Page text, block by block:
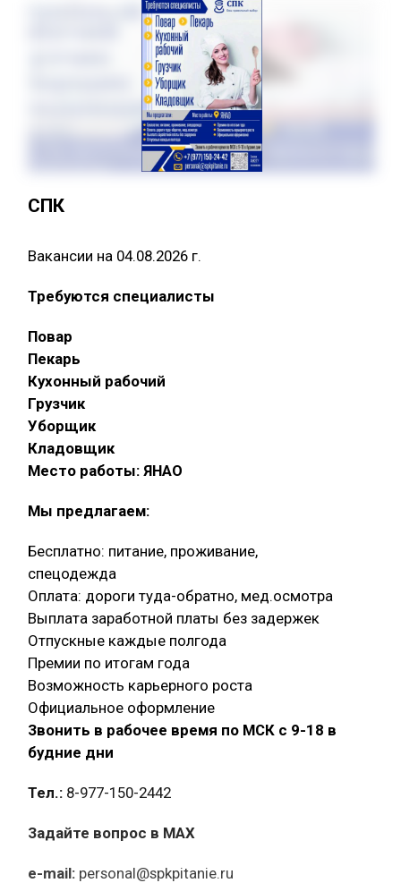
СПК
Вакансии на 04.08.2026 г.
Требуются специалисты
Повар
Пекарь
Кухонный рабочий
Грузчик
Уборщик
Кладовщик
Место работы: ЯНАО
Мы предлагаем:
Бесплатно: питание, проживание,
спецодежда
Оплата: дороги туда-обратно, мед.осмотра
Выплата заработной платы без задержек
Отпускные каждые полгода
Премии по итогам года
Возможность карьерного роста
Официальное оформление
Звонить в рабочее время по МСК с 9-18 в
будние дни
Тел.: 8-977-150-2442
Задайте вопрос в MAX
e-mail: personal@spkpitanie.ru